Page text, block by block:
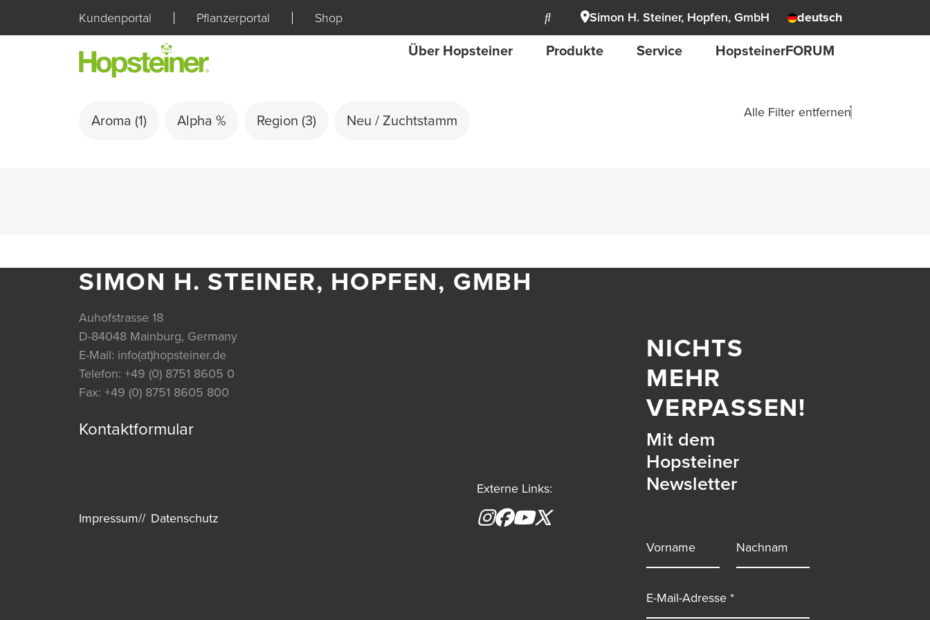
Kundenportal Pflanzerportal Shop Simon H. Steiner, Hopfen, GmbH deutsch
Über Hopsteiner Produkte Service HopsteinerFORUM
Aroma (1) Alpha % Region (3) Neu / Zuchtstamm
Alle Filter entfernen
SIMON H. STEINER, HOPFEN, GMBH
Auhofstrasse 18
D-84048 Mainburg, Germany
E-Mail: info(at)hopsteiner.de
Telefon: +49 (0) 8751 8605 0
Fax: +49 (0) 8751 8605 800
Kontaktformular
Externe Links:
Instagram
Facebook
YouTube
Impressum Datenschutz
NICHTS
MEHR
VERPASSEN!
Mit dem
Hopsteiner
Newsletter